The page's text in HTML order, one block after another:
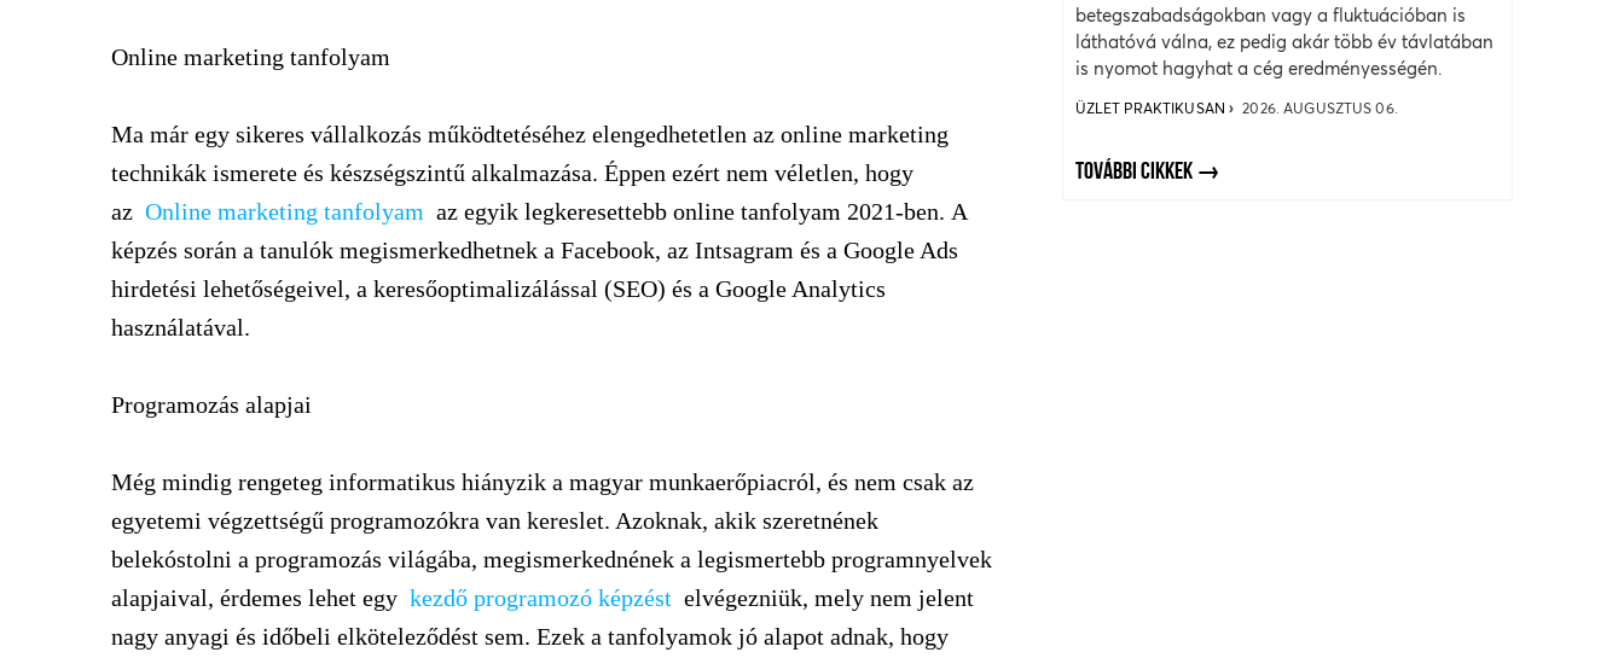
Online marketing tanfolyam
Ma már egy sikeres vállalkozás működtetéséhez elengedhetetlen az online marketing
technikák ismerete és készségszintű alkalmazása. Éppen ezért nem véletlen, hogy
az Online marketing tanfolyam az egyik legkeresettebb online tanfolyam 2021-ben. A
képzés során a tanulók megismerkedhetnek a Facebook, az Intsagram és a Google Ads
hirdetési lehetőségeivel, a keresőoptimalizálással (SEO) és a Google Analytics
használatával.
Programozás alapjai
Még mindig rengeteg informatikus hiányzik a magyar munkaerőpiacról, és nem csak az
egyetemi végzettségű programozókra van kereslet. Azoknak, akik szeretnének
belekóstolni a programozás világába, megismerkednének a legismertebb programnyelvek
alapjaival, érdemes lehet egy kezdő programozó képzést elvégezniük, mely nem jelent
nagy anyagi és időbeli elköteleződést sem. Ezek a tanfolyamok jó alapot adnak, hogy
betegszabadságokban vagy a fluktuációban is
láthatóvá válna, ez pedig akár több év távlatában
is nyomot hagyhat a cég eredményességén.
ÜZLET PRAKTIKUSAN 2026. AUGUSZTUS 06.
TOVÁBBI CIKKEK